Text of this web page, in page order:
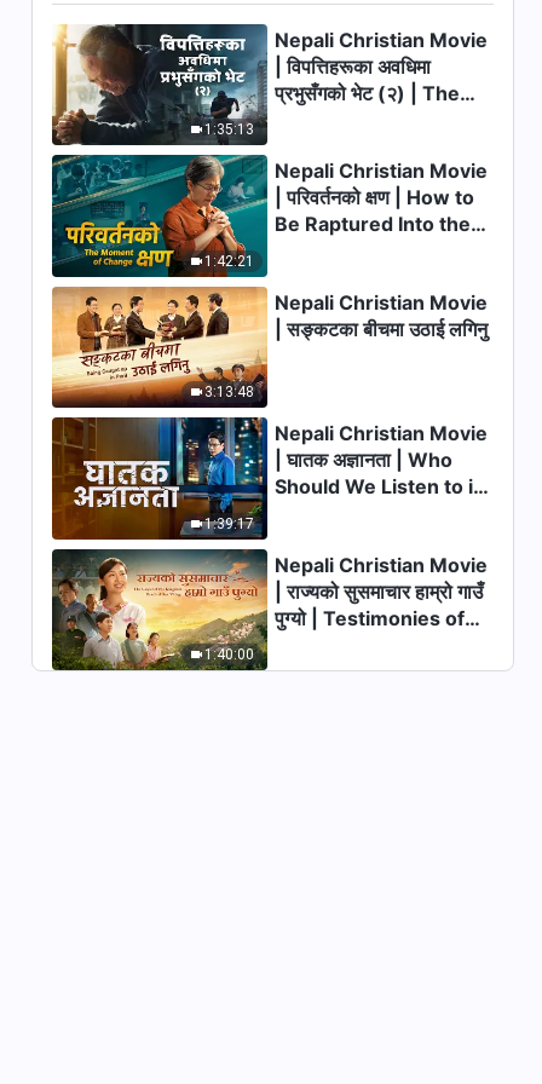
50:47
Nepali Christian Testimony
Video | परमेश्वरविरुद्ध प्रतिरक्षात्मक
हुनुको परिणाम के हुन्छ
50:47
Nepali Christian Testimony
Video | म अब राम्ररी सहकार्य गर्न संघर्ष
गर्दिनँ
1:13:17
Nepali Christian Testimony
Video | म यो रोजाइमा कहिल्यै पछुताउने
छैन
58:36
Nepali Christian Testimony
Video | असफलताहरूबाट सिकेका
पाठहरू
34:42
Nepali Christian Testimony
Video | अनुभवात्मक गवाही लेख लेख्नुको
फाइदा बल्ल बुझेँ
Nepali Christian Testimony
Video | किन म अरू मानिसहरूमा
1:35:13
Nepali Christian Movie
| विपत्तिहरूका अवधिमा
प्रभुसँगको भेट (२) | The
We Enter the Kingdom
of God?
1:42:21
Nepali Christian Movie
| परिवर्तनको क्षण | How to
Be Raptured Into the
3:13:48
Nepali Christian Movie
| सङ्कटका बीचमा उठाई लगिनु
1:39:17
Nepali Christian Movie
| घातक अज्ञानता | Who
Should We Listen to in
1:40:00
Nepali Christian Movie
| राज्यको सुसमाचार हाम्रो गाउँ
पुग्यो | Testimonies of
the Lord's Return